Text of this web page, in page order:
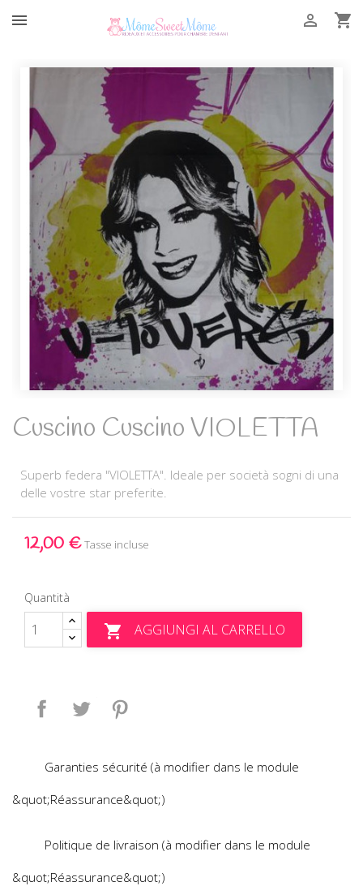
 

Cuscino Cuscino VIOLETTA
Superb federa "VIOLETTA". Ideale per società sogni di una
delle vostre star preferite.
12,00 €Tasse incluse
Quantità
 AGGIUNGI AL CARRELLO
Condividi Twitta
Garanties sécurité (à modifier dans le module
&quot;Réassurance&quot;)
Politique de livraison (à modifier dans le module
&quot;Réassurance&quot;)